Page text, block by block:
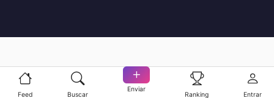
Feed Buscar
Enviar
Ranking Entrar